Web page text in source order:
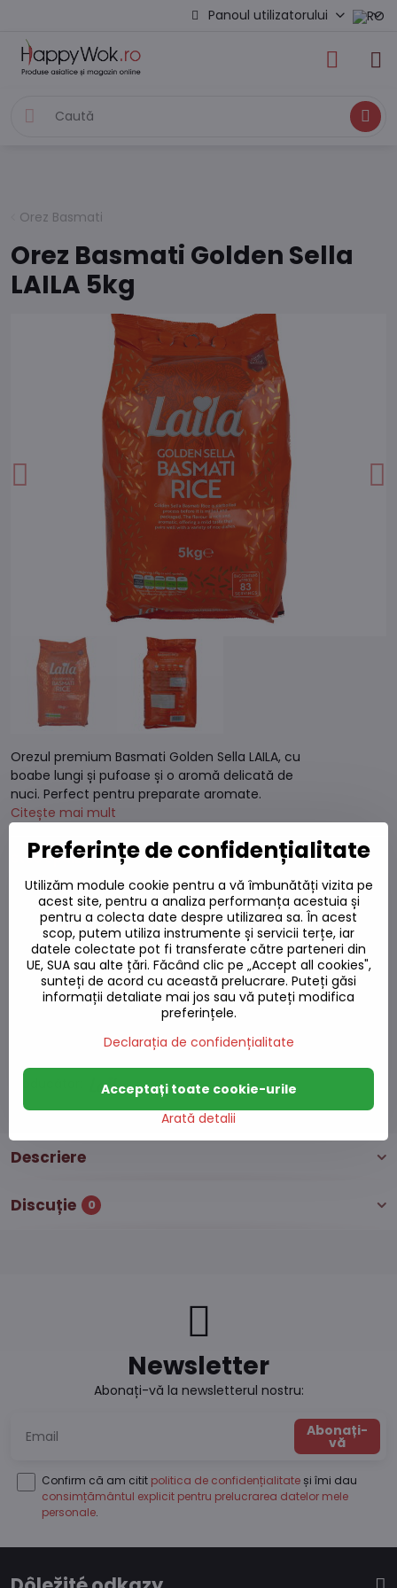
Panoul utilizatorului
Caută
Orez Basmati
Orez Basmati Golden Sella
LAILA 5kg
Orezul premium Basmati Golden Sella LAILA, cu
boabe lungi și pufoase și o aromă delicată de
nuci. Perfect pentru preparate aromate.
Citește mai mult
Stoc epuizat
113,04 L
101,84 L excl. TVA
Adaugă la favorite
Adăugați la listă
S7#SK#7097#1
Descriere
Discuție 0
Newsletter
Abonați-vă la newsletterul nostru:
Abonați-
vă
Confirm că am citit politica de confidențialitate și îmi dau
consimțământul explicit pentru prelucrarea datelor mele
personale.
Preferințe de confidențialitate
Utilizăm module cookie pentru a vă îmbunătăți vizita pe
acest site, pentru a analiza performanța acestuia și
pentru a colecta date despre utilizarea sa. În acest
scop, putem utiliza instrumente și servicii terțe, iar
datele colectate pot fi transferate către parteneri din
UE, SUA sau alte țări. Făcând clic pe „Accept all cookies",
sunteți de acord cu această prelucrare. Puteți găsi
informații detaliate mai jos sau vă puteți modifica
preferințele.
Declarația de confidențialitate
Arată detalii
Acceptați toate cookie-urile